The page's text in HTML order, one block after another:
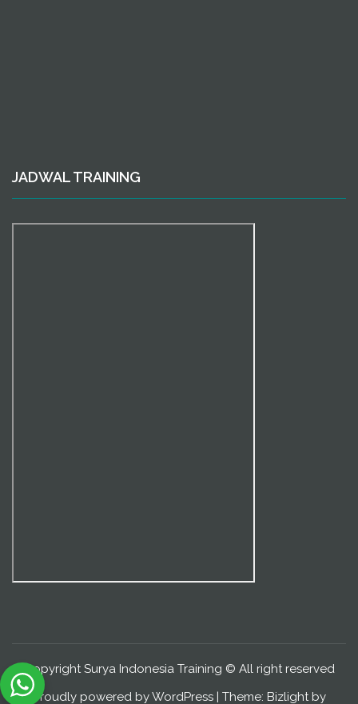
JADWAL TRAINING
Copyright Surya Indonesia Training © All right reserved
Proudly powered by WordPress | Theme: Bizlight by